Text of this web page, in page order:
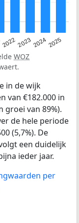
2022202320242025
WOZ
in de wijk
van €182.000 in
groei van 89%).
de hele periode
(5,7%). De
een duidelijk
ieder jaar.
per